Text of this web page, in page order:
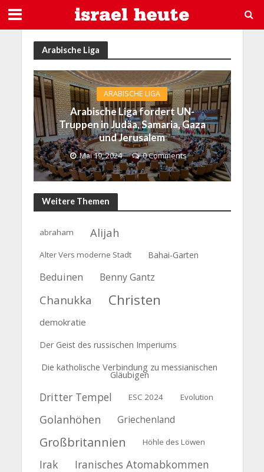
Arabische Liga
ARABISCHE LIGA
Arabische Liga fordert UN-
Truppen in Judäa, Samaria, Gaza
und Jerusalem
Mai 19, 2024 0 Comments
Weitere Themen
abraham Alijah
Alter Vers moderne Stadt Bahai-Garten
Beduinen Benny Gantz
Chanukka Christen
demokratie
Der Geist des russischen Imperiums
Die katholische Verbindung zu messianischen
Gläubigen
Dritter Tempel ESC 2024 Evolution
Golanhöhen Griechenland
Großbritannien Höhle des Löwen
Irak Iranisches Atomabkommen